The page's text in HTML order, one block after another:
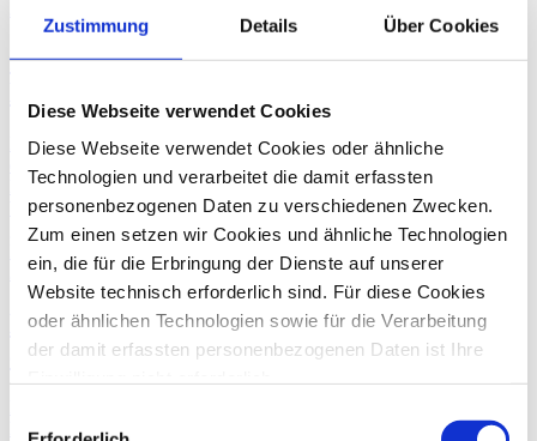
Zustimmung Details Über Cookies
Diese Webseite verwendet Cookies
Diese Webseite verwendet Cookies oder ähnliche
Technologien und verarbeitet die damit erfassten
personenbezogenen Daten zu verschiedenen Zwecken.
Zum einen setzen wir Cookies und ähnliche Technologien
ein, die für die Erbringung der Dienste auf unserer
Website technisch erforderlich sind. Für diese Cookies
oder ähnlichen Technologien sowie für die Verarbeitung
der damit erfassten personenbezogenen Daten ist Ihre
mit Ihrer ausdrücklichen Einwilligung einsetzen und die
IT-Sicherheit: Privatnutzung eines
Die Nutzung eines Dienstrechners für private Zwecke birgt
Download unsicherer Dateien oder den Besuch ungesicherter
Websites, können Viren leicht in das Unternehmensnetzwerk
gelangen.
29. November2024
Manipulierte Smartphone-Ladekabel –
eine unterschätzte Gefahr
Ladekabeln nur schwer zu unterscheiden, funktionieren aber ganz